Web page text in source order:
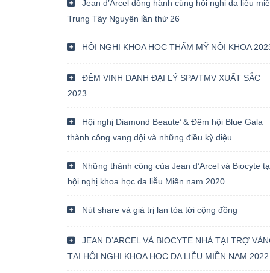
Jean d’Arcel đồng hành cùng hội nghị da liễu
Trung Tây Nguyên lần thứ 26
HỘI NGHỊ KHOA HỌC THẨM MỸ NỘI KHOA
ĐÊM VINH DANH ĐẠI LÝ SPA/TMV XUẤT SẮC
2023
Hội nghị Diamond Beaute’ & Đêm hội Blue Gala
thành công vang dội và những điều kỳ diệu
Những thành công của Jean d’Arcel và Biocyte
hội nghị khoa học da liễu Miền nam 2020
Nút share và giá trị lan tỏa tới cộng đồng
JEAN D’ARCEL VÀ BIOCYTE NHÀ TẠI TRỢ
TẠI HỘI NGHỊ KHOA HỌC DA LIỄU MIỀN NAM 2022